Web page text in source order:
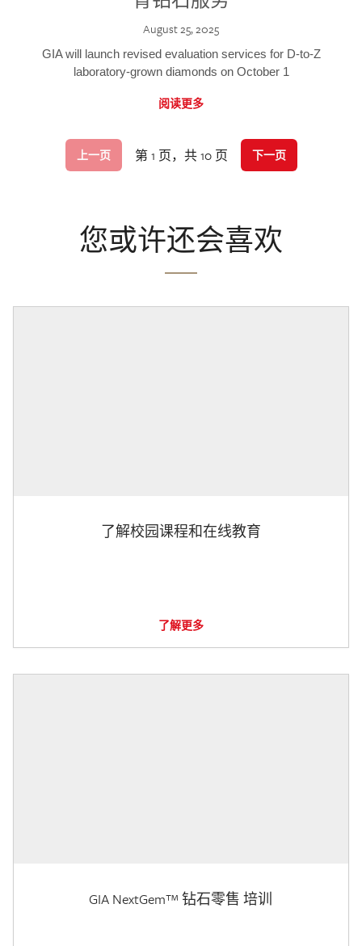
August 25, 2025
GIA will launch revised evaluation services for D-to-Z
laboratory-grown diamonds on October 1
阅读更多
上一页 第 1 页，共 10 页 下一页
您或许还会喜欢
了解校园课程和在线教育
了解更多
GIA NextGem™ 钻石零售 培训